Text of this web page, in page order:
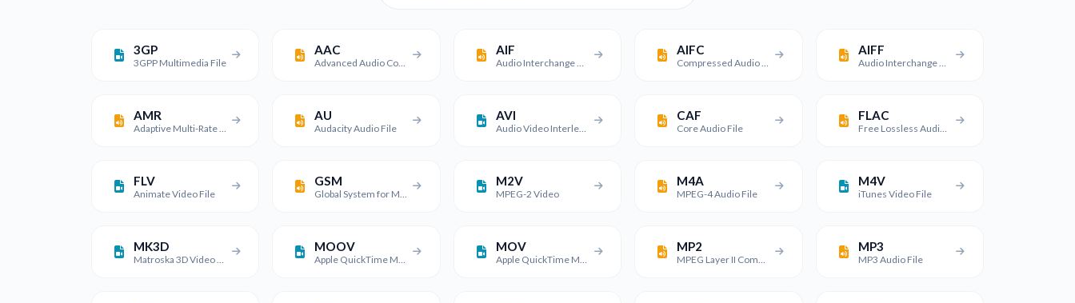
3GP
3GPP Multimedia File
AAC AIF AIFC AIFF
AMR AU
Audacity Audio File
AVI
Audio Video Interleave File
CAF
Core Audio File
FLAC
Free Lossless Audio Codec File
FLV
Animate Video File
GSM M2V
MPEG-2 Video
M4A
MPEG-4 Audio File
M4V
iTunes Video File
MK3D MOOV MOV MP2 MP3
MP3 Audio File